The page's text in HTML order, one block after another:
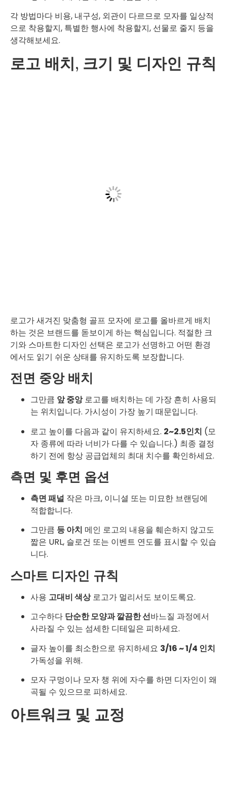
각 방법마다 비용, 내구성, 외관이 다르므로 모자를 일상적
으로 착용할지, 특별한 행사에 착용할지, 선물로 줄지 등을
생각해보세요.
로고 배치, 크기 및 디자인 규칙
로고가 새겨진 맞춤형 골프 모자에 로고를 올바르게 배치
하는 것은 브랜드를 돋보이게 하는 핵심입니다. 적절한 크
기와 스마트한 디자인 선택은 로고가 선명하고 어떤 환경
에서도 읽기 쉬운 상태를 유지하도록 보장합니다.
전면 중앙 배치
그만큼 앞 중앙로고를 배치하는 데 가장 흔히 사용되
는 위치입니다. 가시성이 가장 높기 때문입니다.
로고 높이를 다음과 같이 유지하세요. 2~2.5인치 (모
자 종류에 따라 너비가 다를 수 있습니다.) 최종 결정
하기 전에 항상 공급업체의 최대 치수를 확인하세요.
측면 및 후면 옵션
측면 패널 작은 마크, 이니셜 또는 미묘한 브랜딩에
적합합니다.
그만큼 등 아치 메인 로고의 내용을 훼손하지 않고도
짧은 URL, 슬로건 또는 이벤트 연도를 표시할 수 있습
니다.
스마트 디자인 규칙
사용 고대비 색상로고가 멀리서도 보이도록요.
고수하다 단순한 모양과 깔끔한 선바느질 과정에서
사라질 수 있는 섬세한 디테일은 피하세요.
글자 높이를 최소한으로 유지하세요 3/16 ~ 1/4 인치
가독성을 위해.
모자 구멍이나 모자 챙 위에 자수를 하면 디자인이 왜
곡될 수 있으므로 피하세요.
아트워크 및 교정